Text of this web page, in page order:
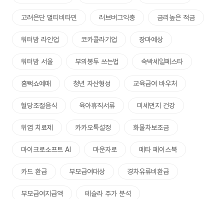
고려은단 멀티비타민 러브버그익충 금리높은 적금
워터밤 라인업 코카콜라기업 장마예상
워터밤 서울 부의봉투 쓰는법 숙박세일페스타
흠뻑쇼예매 청년 자산형성 교육급여 바우처
혈당조절음식 육아휴직서류 미세먼지 건강
위염 치료제 카카오톡설정 화물차보조금
마이크로소프트 AI 마운자로 메타 페이스북
카드 환급 부모급여대상 경차유류비환급
부모급여지급액 테슬라 주가 분석